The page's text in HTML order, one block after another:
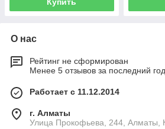
О нас
Рейтинг не сформирован
Менее 5 отзывов за последний год
Работает с 11.12.2014
г. Алматы
​Улица Прокофьева, 244, Алматы,